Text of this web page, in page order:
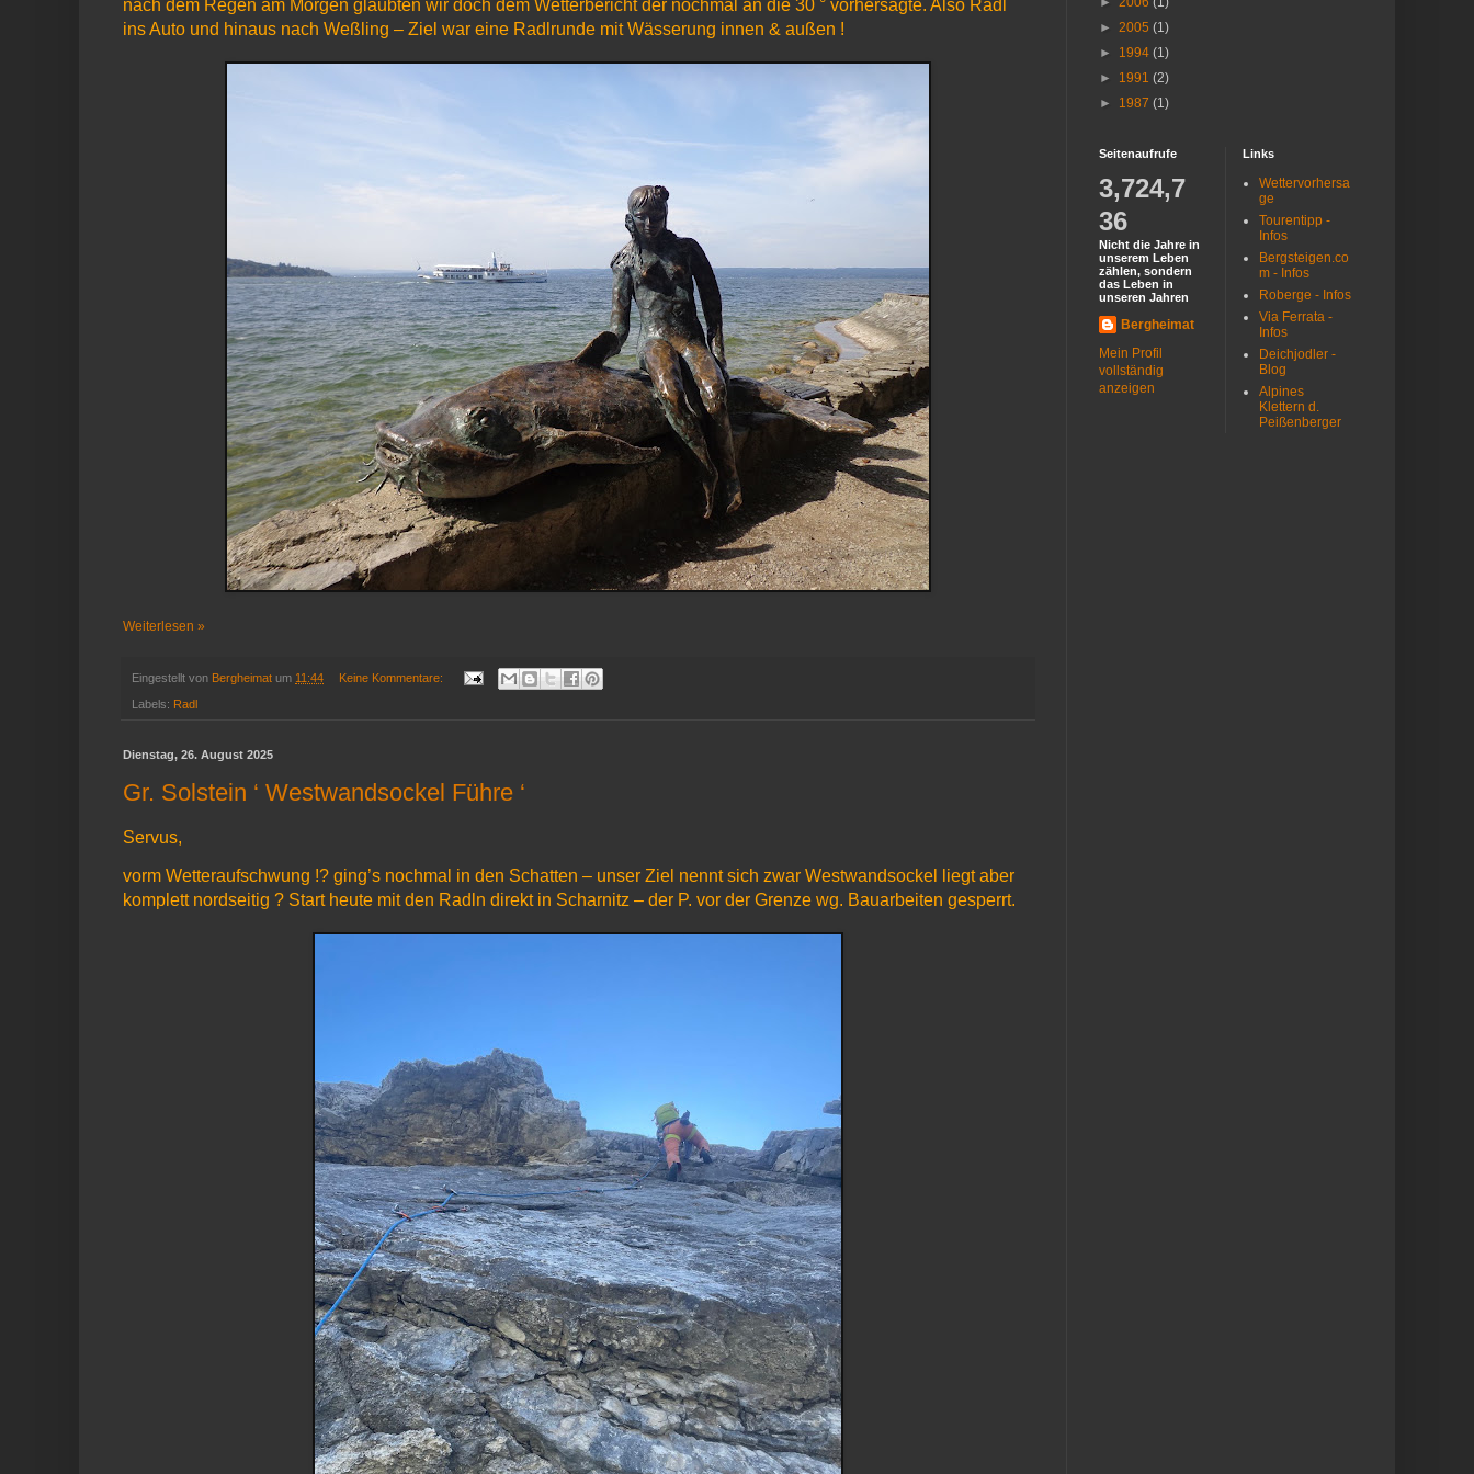
nach dem Regen am Morgen glaubten wir doch dem Wetterbericht der nochmal an die 30 ° vorhersagte. Also Radl
ins Auto und hinaus nach Weßling – Ziel war eine Radlrunde mit Wässerung innen & außen !
Weiterlesen »
Eingestellt von Bergheimat um 11:44 Keine Kommentare:
Labels: Radl
Dienstag, 26. August 2025
Gr. Solstein ‘ Westwandsockel Führe ‘
Servus,
vorm Wetteraufschwung !? ging’s nochmal in den Schatten – unser Ziel nennt sich zwar Westwandsockel liegt aber
komplett nordseitig ? Start heute mit den Radln direkt in Scharnitz – der P. vor der Grenze wg. Bauarbeiten gesperrt.
► 2005 (1)
► 1994 (1)
► 1991 (2)
► 1987 (1)
Seitenaufrufe
3,724,7
36
Nicht die Jahre in
unserem Leben
zählen, sondern
das Leben in
unseren Jahren
Bergheimat
Mein Profil
vollständig
anzeigen
Links
Wettervorhersa
ge
Tourentipp -
Infos
Bergsteigen.co
m - Infos
Roberge - Infos
Via Ferrata -
Infos
Deichjodler -
Blog
Alpines
Klettern d.
Peißenberger